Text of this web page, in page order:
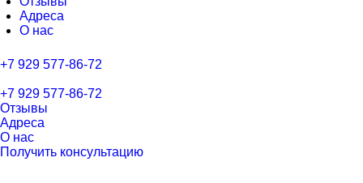
Адреса
О нас
+7 929 577-86-72
+7 929 577-86-72
Отзывы
Адреса
О нас
Получить консультацию